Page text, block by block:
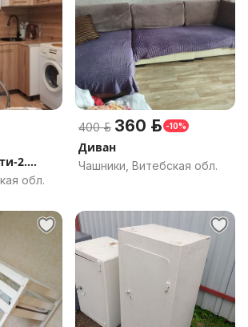
2.
обл.
400 р. 360 р. -10%
Диван
Чашники, Витебская обл.